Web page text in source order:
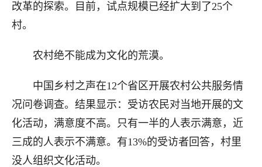
改革的探索。目前，试点规模已经扩大到了25个
村。
农村绝不能成为文化的荒漠。
中国乡村之声在12个省区开展农村公共服务情
况问卷调查。结果显示：受访农民对当地开展的文
化活动，满意度不高。只有一半的人表示满意，近
三成的人表示不满意。有13%的受访者回答，村里
没人组织文化活动。